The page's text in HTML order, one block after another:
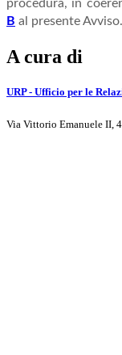
procedura, in
B al presente Avviso.
A cura di
URP - Ufficio per le
Via Vittorio Emanuele II,